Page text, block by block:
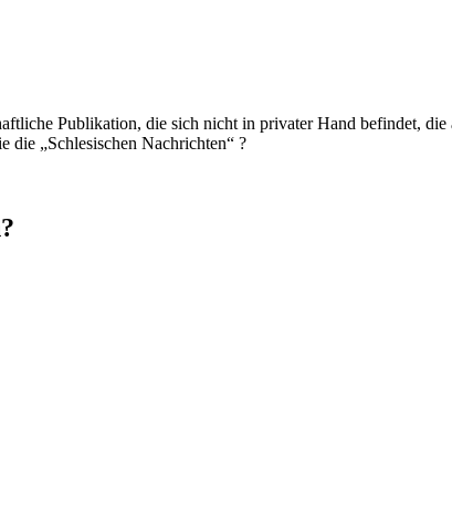
Publikation, die sich nicht in privater Hand befindet,
die „Schlesischen Nachrichten“ ?